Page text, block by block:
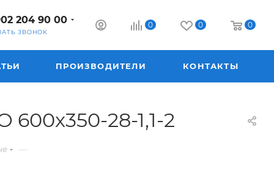
204 90 00
ЗВОНОК
0 0 0
ПРОИЗВОДИТЕЛИ КОНТАКТЫ
600x350-28-1,1-2
—